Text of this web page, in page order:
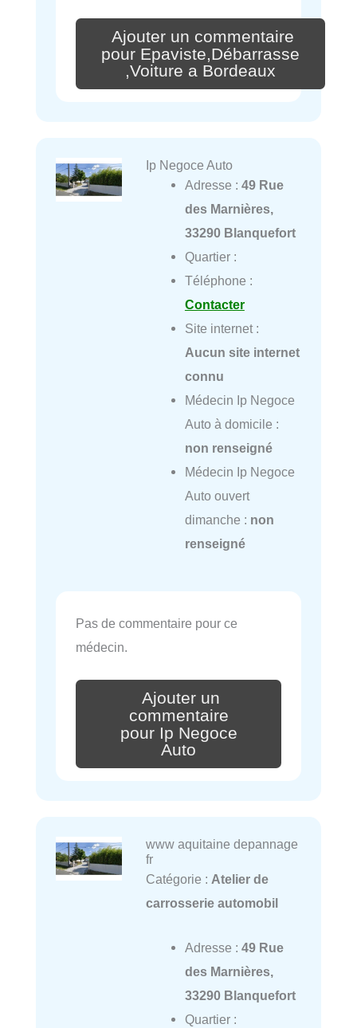
Ajouter un commentaire
pour Epaviste,Débarrasse
,Voiture a Bordeaux
Ip Negoce Auto
Adresse : 49 Rue
des Marnières,
33290 Blanquefort
Quartier :
Téléphone :
Contacter
Site internet :
Aucun site internet
connu
Médecin Ip Negoce
Auto à domicile :
non renseigné
Médecin Ip Negoce
Auto ouvert
dimanche : non
renseigné
Pas de commentaire pour ce
médecin.
Ajouter un
commentaire
pour Ip Negoce
Auto
www aquitaine depannage
fr
Catégorie : Atelier de
carrosserie automobil
Adresse : 49 Rue
des Marnières,
33290 Blanquefort
Quartier :